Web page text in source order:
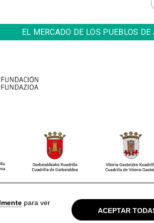
EL MERCADO DE LOS PUEBLOS DE
Legal Política de privacidad Cookies